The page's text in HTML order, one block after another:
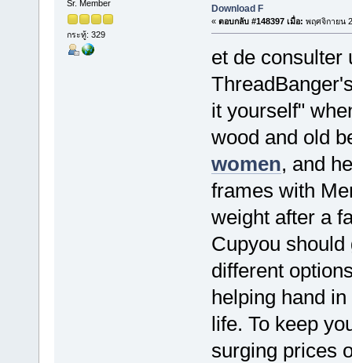
Sr. Member
กระทู้: 329
Download F
« ตอบกลับ #148397 เมื่อ: พฤศจิกายน
et de consulter
it yourself"
wood and old
women, and
frames with
weight after a
Cupyou
different
helping hand
life. To keep
surging prices